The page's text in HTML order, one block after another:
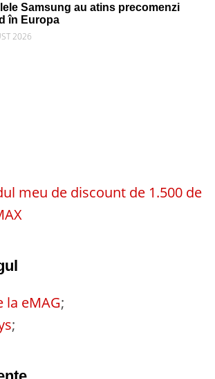
Samsung au atins precomenzi
în Europa
2026
meu de discount de 1.500 de
la eMAG;
;